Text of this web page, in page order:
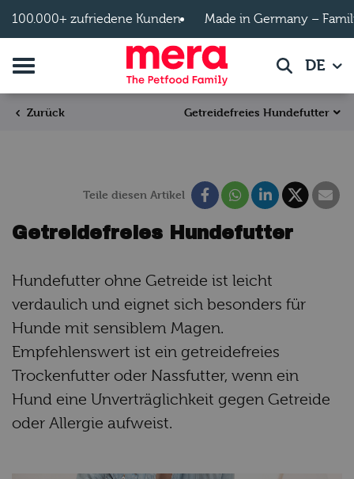
100.000+ zufriedene Kunden Made in Germany –
Navigation umschalten SucheDE
Zurück Getreidefreies Hundefutter
Teile diesen Artikel
Getreidefreies Hundefutter
Hundefutter ohne Getreide ist leicht
verdaulich und eignet sich besonders für
Hunde mit sensiblem Magen.
Empfehlenswert ist ein getreidefreies
Trockenfutter oder Nassfutter, wenn ein
Hund eine Unverträglichkeit gegen Getreide
oder Allergie aufweist.